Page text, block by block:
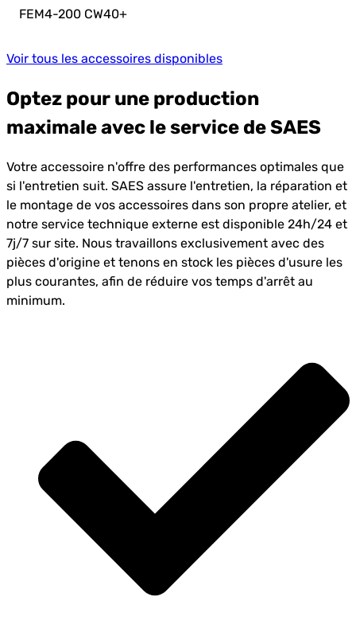
FEM4-200 CW40+
Voir tous les accessoires disponibles
Optez pour une production
maximale avec le service de SAES
Votre accessoire n'offre des performances optimales que
si l'entretien suit. SAES assure l'entretien, la réparation et
le montage de vos accessoires dans son propre atelier, et
notre service technique externe est disponible 24h/24 et
7j/7 sur site. Nous travaillons exclusivement avec des
pièces d'origine et tenons en stock les pièces d'usure les
plus courantes, afin de réduire vos temps d'arrêt au
minimum.